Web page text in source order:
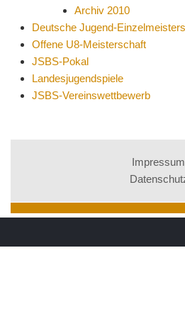
Archiv 2010
Deutsche Jugend-
Offene U8-Meisterschaft
JSBS-Pokal
Landesjugendspiele
JSBS-Vereinswettbewerb
Impressum